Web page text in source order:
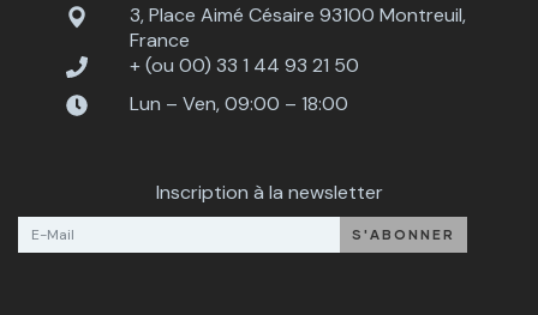
3, Place Aimé Césaire 93100 Montreuil,
France
+ (ou 00) 33 1 44 93 21 50
Lun – Ven, 09:00 – 18:00
Inscription à la newsletter